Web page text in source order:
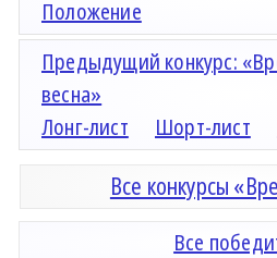
Положение
Предыдущий конкурс:
весна»
Лонг-лист
Шорт-лист
Все конкурсы
Все